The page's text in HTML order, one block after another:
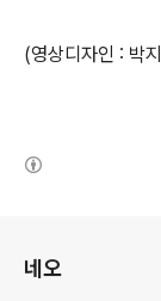
(영상디자인 : 박
네오